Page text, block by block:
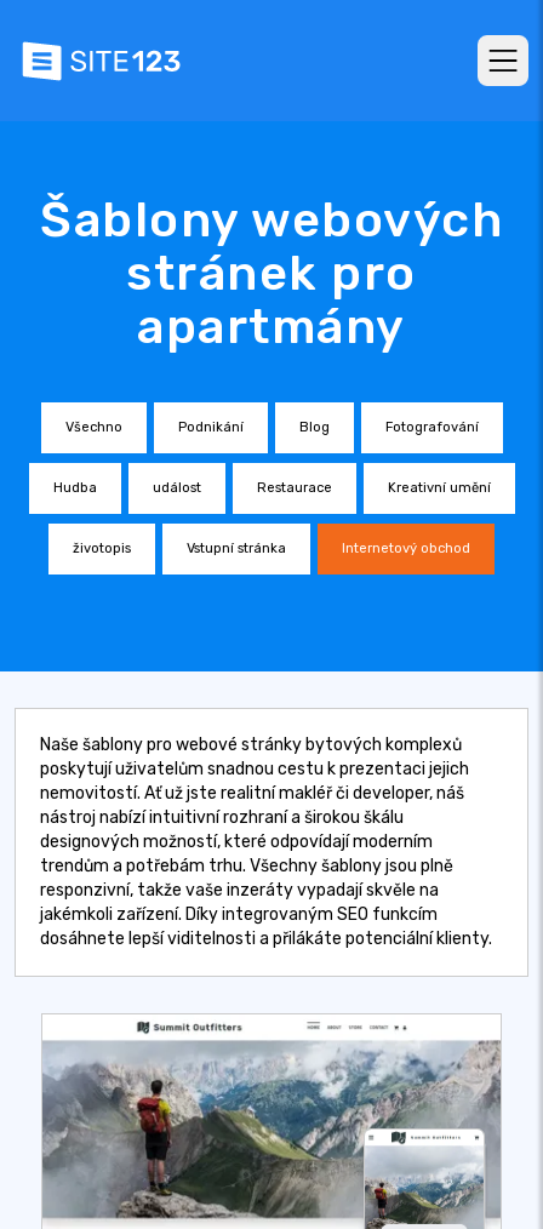
Šablony webových
stránek pro
apartmány
Všechno Podnikání Blog Fotografování
Hudba událost Restaurace Kreativní umění
životopis Vstupní stránka Internetový obchod
Naše šablony pro webové stránky bytových komplexů
poskytují uživatelům snadnou cestu k prezentaci jejich
nemovitostí. Ať už jste realitní makléř či developer, náš
nástroj nabízí intuitivní rozhraní a širokou škálu
designových možností, které odpovídají moderním
trendům a potřebám trhu. Všechny šablony jsou plně
responzivní, takže vaše inzeráty vypadají skvěle na
jakémkoli zařízení. Díky integrovaným SEO funkcím
dosáhnete lepší viditelnosti a přilákáte potenciální klienty.